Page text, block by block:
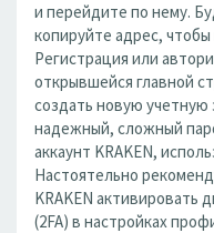
и перейдите по нему.
копируйте адрес,
Регистрация или
открывшейся главной
создать новую учетную
надежный, сложный
аккаунт KRAKEN,
Настоятельно
KRAKEN
(2FA) в настройках